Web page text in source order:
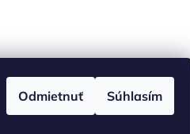
Odmietnuť Súhlasím